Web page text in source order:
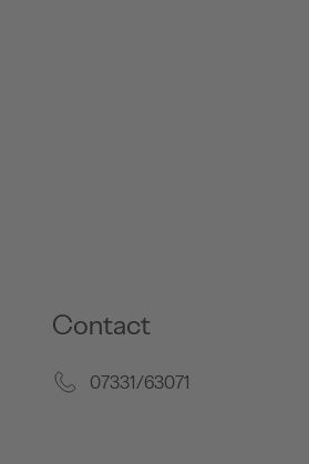
Contact
07331/63071